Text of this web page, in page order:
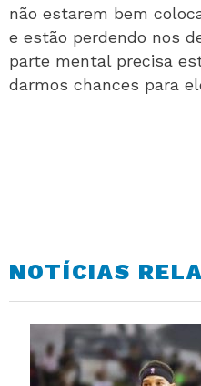
não estarem bem
e estão perdendo nos
parte mental precisa
darmos chances para
NOTÍCIAS